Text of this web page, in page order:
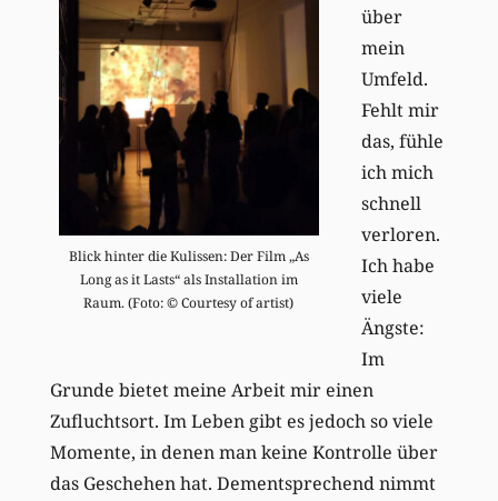
Blick hinter die Kulissen: Der Film „As
Long as it Lasts“ als Installation im
Raum. (Foto: © Courtesy of artist)
über
mein
Umfeld.
Fehlt mir
das, fühle
ich mich
schnell
verloren.
Ich habe
viele
Ängste:
Im
Grunde bietet meine Arbeit mir einen
Zufluchtsort. Im Leben gibt es jedoch so viele
Momente, in denen man keine Kontrolle über
das Geschehen hat. Dementsprechend nimmt